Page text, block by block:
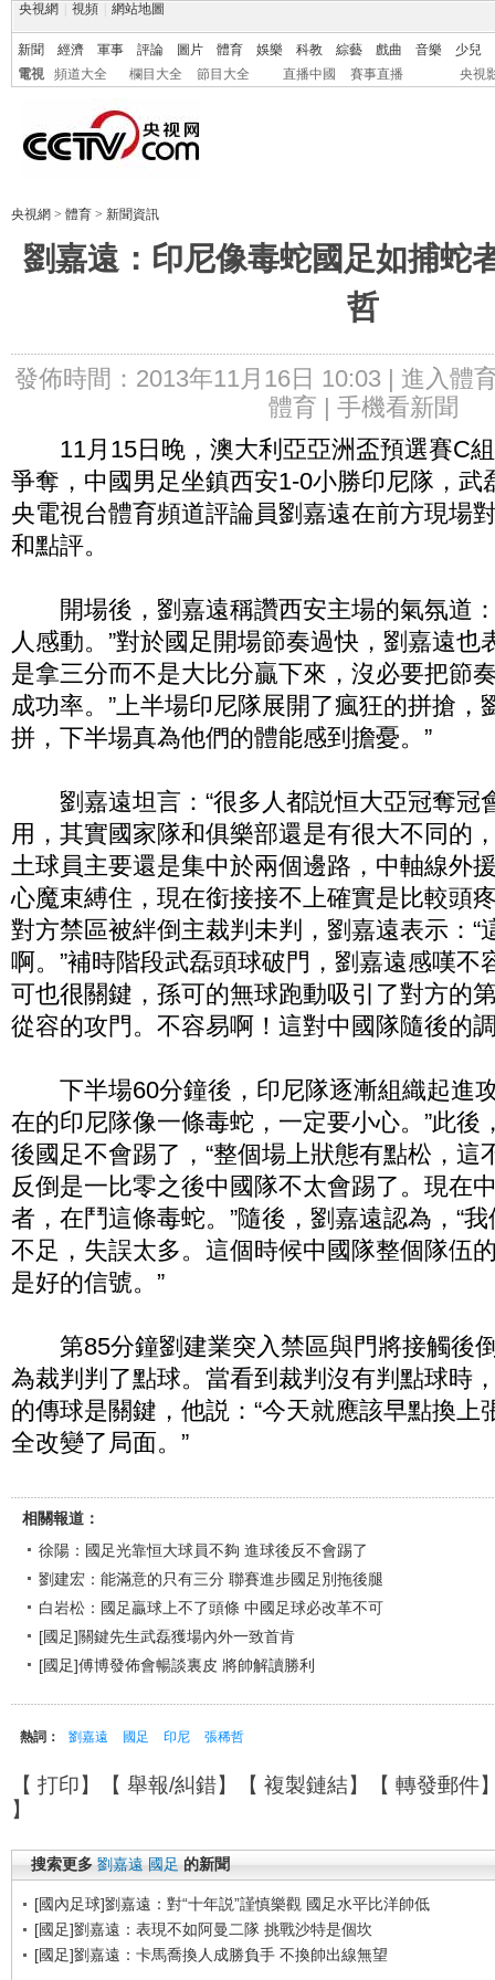
央視網 視頻 網站地圖
新聞 經濟 軍事 評論 圖片 體育 娛樂 科教 綜藝 戲曲 音樂
少兒
電視
頻道大全 欄目大全 節目大全 直播中國 賽事直播 央視
央視網 > 體育 > 新聞資訊
劉嘉遠：印尼像毒蛇國足如捕蛇
哲
發佈時間：2013年11月16日 10:03 | 進入體
體育 | 手機看新聞
11月15日晚，澳大利亞亞洲盃預選賽C組
爭奪，中國男足坐鎮西安1-0小勝印尼隊，武
央電視台體育頻道評論員劉嘉遠在前方現場
和點評。
開場後，劉嘉遠稱讚西安主場的氣氛道：
人感動。”對於國足開場節奏過快，劉嘉遠也
是拿三分而不是大比分贏下來，沒必要把節
成功率。”上半場印尼隊展開了瘋狂的拼搶，
拼，下半場真為他們的體能感到擔憂。”
劉嘉遠坦言：“很多人都説恒大亞冠奪冠
用，其實國家隊和俱樂部還是有很大不同的
土球員主要還是集中於兩個邊路，中軸線外
心魔束縛住，現在銜接接不上確實是比較頭
對方禁區被絆倒主裁判未判，劉嘉遠表示：“
啊。”補時階段武磊頭球破門，劉嘉遠感嘆不
可也很關鍵，孫可的無球跑動吸引了對方的
從容的攻門。不容易啊！這對中國隊隨後的
下半場60分鐘後，印尼隊逐漸組織起進攻
在的印尼隊像一條毒蛇，一定要小心。”此後
後國足不會踢了，“整個場上狀態有點松，這
反倒是一比零之後中國隊不太會踢了。現在
者，在鬥這條毒蛇。”隨後，劉嘉遠認為，“
不足，失誤太多。這個時候中國隊整個隊伍
是好的信號。”
第85分鐘劉建業突入禁區與門將接觸後
為裁判判了點球。當看到裁判沒有判點球時
的傳球是關鍵，他説：“今天就應該早點換上
全改變了局面。”
相關報道：
徐陽：國足光靠恒大球員不夠 進球後反不會踢了
劉建宏：能滿意的只有三分 聯賽進步國足別拖後腿
白岩松：國足贏球上不了頭條 中國足球必改革不可
[國足]關鍵先生武磊獲場內外一致首肯
[國足]傅博發佈會暢談裏皮 將帥解讀勝利
熱詞： 劉嘉遠 國足 印尼 張稀哲
【 打印】【 舉報/糾錯】【 複製鏈結】【 轉發郵件
】
搜索更多 劉嘉遠 國足 的新聞
[國內足球]劉嘉遠：對“十年説”謹慎樂觀 國足水平比洋帥低
[國足]劉嘉遠：表現不如阿曼二隊 挑戰沙特是個坎
[國足]劉嘉遠：卡馬喬換人成勝負手 不換帥出線無望